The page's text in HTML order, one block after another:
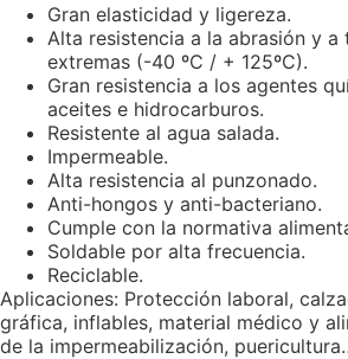
Gran elasticidad y ligereza.
Alta resistencia a la abrasión y a
extremas (-40 ºC / + 125ºC).
Gran resistencia a los agentes
aceites e hidrocarburos.
Resistente al agua salada.
Impermeable.
Alta resistencia al punzonado.
Anti-hongos y anti-bacteriano.
Cumple con la normativa
Soldable por alta frecuencia.
Reciclable.
Aplicaciones: Protección laboral,
gráfica, inflables, material médico y
de la impermeabilización,